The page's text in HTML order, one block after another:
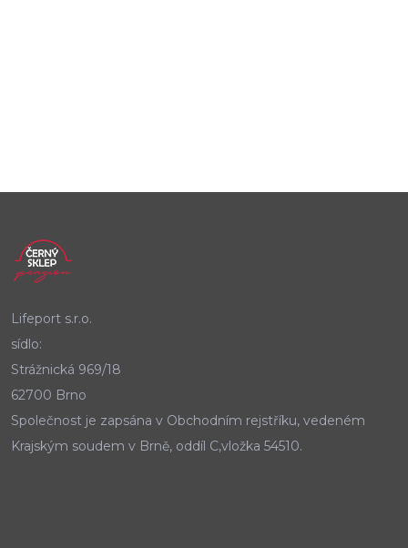
Lifeport s.r.o.
sídlo:
Strážnická 969/18
62700 Brno
Společnost je zapsána v Obchodním rejstříku, vedeném
Krajským soudem v Brně, oddíl C,vložka 54510.